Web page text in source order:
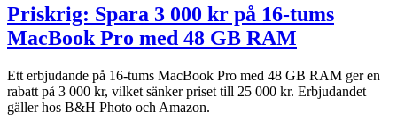
Priskrig: Spara 3 000 kr på 16-tums
MacBook Pro med 48 GB RAM
Ett erbjudande på 16-tums MacBook Pro med 48 GB RAM ger en
rabatt på 3 000 kr, vilket sänker priset till 25 000 kr. Erbjudandet
gäller hos B&H Photo och Amazon.